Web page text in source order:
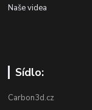
Naše videa
Sídlo:
Carbon3d.cz